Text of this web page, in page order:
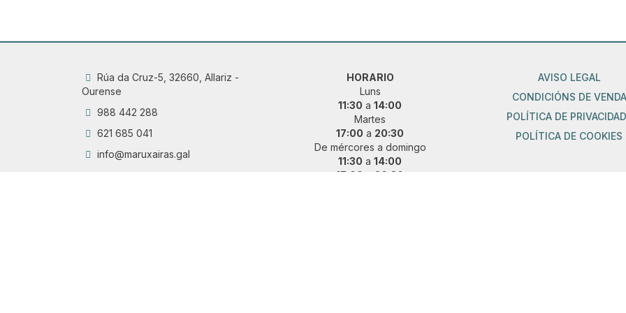
Rúa da Cruz-5, 32660, Allariz -
Ourense
988 442 288
621 685 041
info@maruxairas.gal
HORARIO
Luns
11:30 a 14:00
Martes
17:00 a 20:30
De mércores a domingo
11:30 a 14:00
17:00
20:30
AVISO LEGAL
CONDICIÓNS DE VENDA
POLÍTICA DE
POLÍTICA DE COOKIES